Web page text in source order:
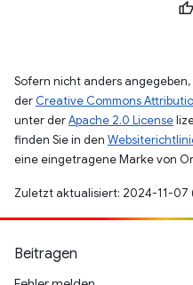
Sofern nicht anders
der Creative Commons
unter derApache 2.0 License
finden Sie in den
eine eingetragene Marke von
Zuletzt aktualisiert: 2024-11-07
Beitragen